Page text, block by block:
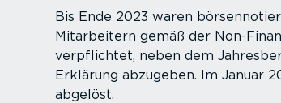
Bis Ende 2023 waren
Mitar­beitern gemäß der Non-
verpflichtet, neben dem
Erklärung abzugeben. Im Januar
abgelöst.